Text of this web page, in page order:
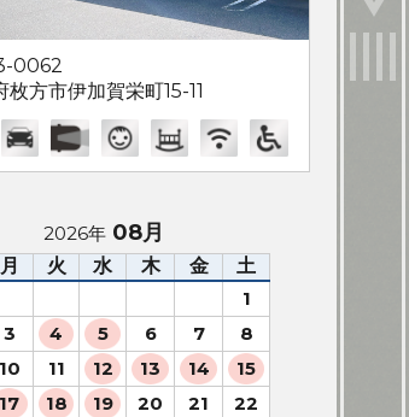
0062
枚方市伊加賀栄町15-11
2026年 08月
月 火 水 木 金 土
1
3 4 5 6 7
8
10 11 12 13 14
15
17 18 19 20 21
22